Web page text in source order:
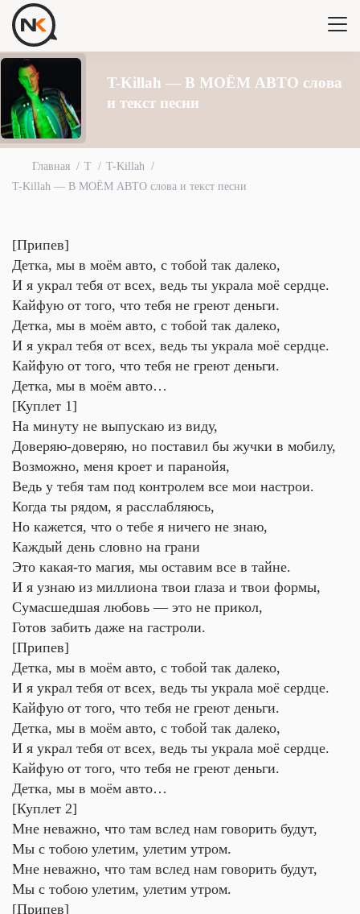
T-Killah — В МОЁМ АВТО слова
и текст песни
Главная T
T-Killah
T-Killah — В МОЁМ АВТО слова и текст песни
[Припев]
Детка, мы в моём авто, с тобой так далеко,
И я украл тебя от всех, ведь ты украла моё сердце.
Кайфую от того, что тебя не греют деньги.
Детка, мы в моём авто, с тобой так далеко,
И я украл тебя от всех, ведь ты украла моё сердце.
Кайфую от того, что тебя не греют деньги.
Детка, мы в моём авто…
[Куплет 1]
На минуту не выпускаю из виду,
Доверяю-доверяю, но поставил бы жучки в мобилу,
Возможно, меня кроет и паранойя,
Ведь у тебя там под контролем все мои настрои.
Когда ты рядом, я расслабляюсь,
Но кажется, что о тебе я ничего не знаю,
Каждый день словно на грани
Это какая-то магия, мы оставим все в тайне.
И я узнаю из миллиона твои глаза и твои формы,
Сумасшедшая любовь — это не прикол,
Готов забить даже на гастроли.
[Припев]
Детка, мы в моём авто, с тобой так далеко,
И я украл тебя от всех, ведь ты украла моё сердце.
Кайфую от того, что тебя не греют деньги.
Детка, мы в моём авто, с тобой так далеко,
И я украл тебя от всех, ведь ты украла моё сердце.
Кайфую от того, что тебя не греют деньги.
Детка, мы в моём авто…
[Куплет 2]
Мне неважно, что там вслед нам говорить будут,
Мы с тобою улетим, улетим утром.
Мне неважно, что там вслед нам говорить будут,
Мы с тобою улетим, улетим утром.
[Припев]